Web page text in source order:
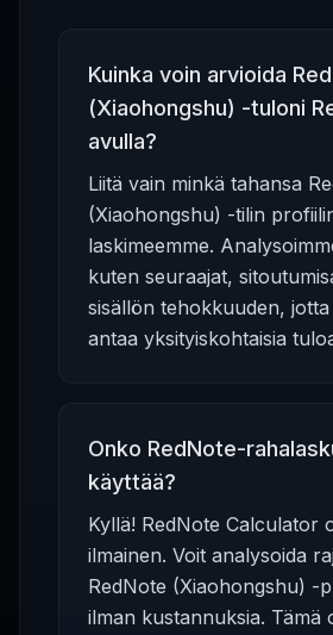
Kuinka voin arvioida
(Xiaohongshu) -tuloni
avulla?
Liitä vain minkä tahansa
(Xiaohongshu) -tilin
laskimeemme.
kuten seuraajat,
sisällön tehokkuuden,
antaa yksityiskohtaisia
Onko RedNote-
käyttää?
Kyllä! RedNote Calculator
ilmainen. Voit analysoida
RedNote (Xiaohongshu) -
ilman kustannuksia. Tämä